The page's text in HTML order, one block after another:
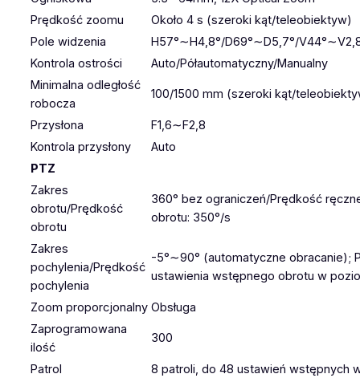
Prędkość zoomu
Około 4 s (szeroki kąt/teleobiektyw)
Pole widzenia
H57°∼H4,8°/D69°∼D5,7°/
Kontrola ostrości
Auto/Półautomatyczny/Manualny
Minimalna odległość
robocza
100/1500 mm (szeroki kąt/
Przysłona
F1,6∼F2,8
Kontrola przysłony
Auto
PTZ
Zakres
obrotu/Prędkość
obrotu
360° bez ograniczeń/Prędkość
obrotu: 350°/s
Zakres
pochylenia/Prędkość
pochylenia
-5°∼90° (automatyczne obracanie);
ustawienia wstępnego obrotu w
Zoom proporcjonalny Obsługa
Zaprogramowana
ilość
300
Patrol
8 patroli, do 48 ustawień wstępnych